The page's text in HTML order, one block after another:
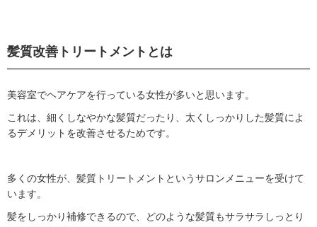
髪質改善トリートメントとは
美容室でヘアケアを行っている女性が多いと思います。
これは、細くしなやかな髪質だったり、太くしっかりした髪質によ
るデメリットを改善させるためです。
多くの女性が、髪質トリートメントというサロンメニューを受けて
います。
髪をしっかり補修できるので、どのような髪質もサラサラしっとり